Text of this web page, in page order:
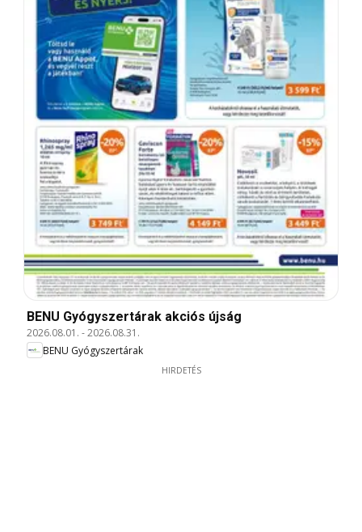
BENU Gyógyszertárak akciós újság
2026.08.01. -2026.08.31.
BENU Gyógyszertárak
HIRDETÉS